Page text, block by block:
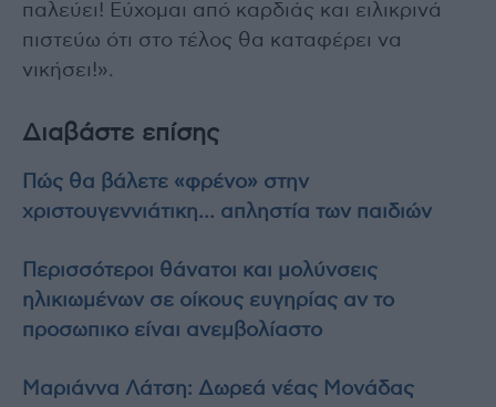
παλεύει! Εύχομαι από καρδιάς και ειλικρινά
πιστεύω ότι στο τέλος θα καταφέρει να
νικήσει!».
Διαβάστε επίσης
Πώς θα βάλετε «φρένο» στην
χριστουγεννιάτικη… απληστία των παιδιών
Περισσότεροι θάνατοι και μολύνσεις
ηλικιωμένων σε οίκους ευγηρίας αν το
προσωπικο είναι ανεμβολίαστο
Μαριάννα Λάτση: Δωρεά νέας Μονάδας